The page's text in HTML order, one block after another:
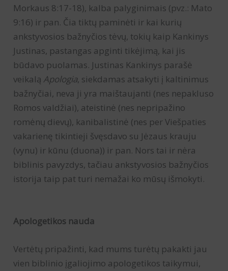
Morkaus 8:17-18), kalba palyginimais (pvz.: Mato
9:16) ir pan. Čia tiktų paminėti ir kai kurių
ankstyvosios bažnyčios tėvų, tokių kaip Kankinys
Justinas, pastangas apginti tikėjimą, kai jis
būdavo puolamas. Justinas Kankinys parašė
veikaląApologia, siekdamas atsakyti į kaltinimus
bažnyčiai, neva ji yra maištaujanti (nes nepakluso
Romos valdžiai), ateistinė (nes nepripažino
romėnų dievų), kanibalistinė (nes per Viešpaties
vakarienę tikintieji švęsdavo su Jėzaus krauju
(vynu) ir kūnu (duona)) ir pan. Nors tai ir nėra
biblinis pavyzdys, tačiau ankstyvosios bažnyčios
istorija taip pat turi nemažai ko mūsų išmokyti.
Apologetikos nauda
Vertėtų pripažinti, kad mums turėtų pakakti jau
vien biblinio įgaliojimo apologetikos taikymui,